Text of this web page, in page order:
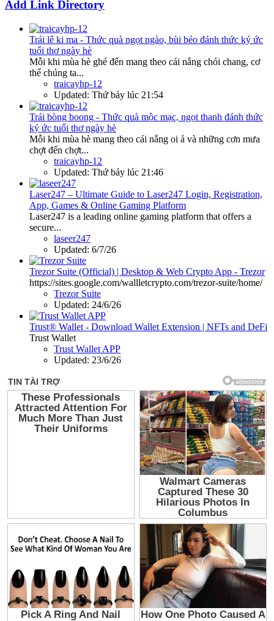
Add Link Directory
Trái lê ki ma - Thức quà ngọt ngào, bùi béo đánh thức ký ức
tuổi thơ ngày hè
Mỗi khi mùa hè ghé đến mang theo cái nắng chói chang, cơ
thể chúng ta...
traicayhp-12
Updated: Thứ bảy lúc 21:54
Trái bòng boong - Thức quà mộc mạc, ngọt thanh đánh thức
ký ức tuổi thơ ngày hè
Mỗi khi mùa hè mang theo cái nắng oi ả và những cơn mưa
chợt đến chợt...
traicayhp-12
Updated: Thứ bảy lúc 21:46
Laser247 – Ultimate Guide to Laser247 Login, Registration,
App, Games & Online Gaming Platform
Laser247 is a leading online gaming platform that offers a
secure...
laseer247
Updated: 6/7/26
Trezor Suite (Official) | Desktop & Web Crypto App - Trezor
https://sites.google.com/wallletcrypto.com/trezor-suite/home/
Trezor Suite
Updated: 24/6/26
Trust® Wallet - Download Wallet Extension | NFTs and DeFi
Trust Wallet
Trust Wallet APP
Updated: 23/6/26